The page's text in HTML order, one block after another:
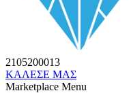
2105200013
ΚΑΛΕΣΕ ΜΑΣ
Marketplace Menu